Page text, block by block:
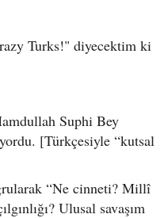
Turks!" diyecektim ki
Suphi Bey
[Türkçesiyle “kutsal
“Ne cinneti? Millî
Ulusal savaşım